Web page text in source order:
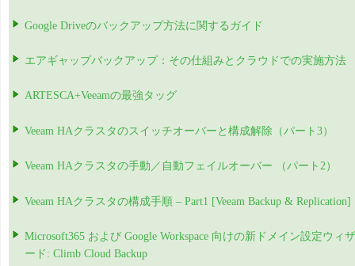
Google Driveのバックアップ方法に関するガイド
エアギャップバックアップ：その仕組みとクラウドでの実施方法
ARTESCA+Veeamの最強タッグ
Veeam HAクラスタのスイッチオーバーと構成解除（パート3）
Veeam HAクラスタの手動／自動フェイルオーバー （パート2）
Veeam HAクラスタの構成手順 – Part1 [Veeam Backup & Replication]
Microsoft365 および Google Workspace 向けの新ドメイン設定ウィザ
ード: Climb Cloud Backup